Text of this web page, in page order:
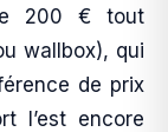
200 € tout
wallbox), qui
de prix
l’est encore